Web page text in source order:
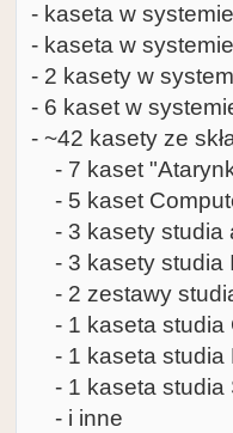
[nadpisana]
Avalon),
Riot
Avalon),
(1991)(L.K.
(1992)(L.K.
Avalon), Tixo
(L.K.
Software),
- kaseta w
- kaseta w
- 2 kasety w
- 6 kaset w
- ~42 kasety ze
- 7 kaset
- 5 kaset
- 3 kasety studia
- 3 kasety studia
- 2 zestawy
- 1 kaseta studia
- 1 kaseta studia
- 1 kaseta studia
- i inne